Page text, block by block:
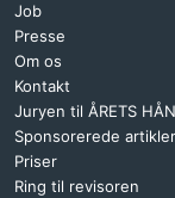
Job
Presse
Om os
Kontakt
Juryen til ÅRETS
Sponsorerede artikler
Priser
Ring til revisoren